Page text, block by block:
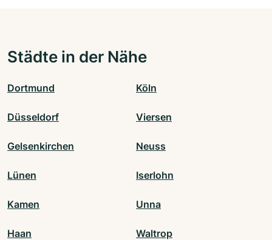
Städte in der Nähe
Dortmund Köln
Düsseldorf Viersen
Gelsenkirchen Neuss
Lünen Iserlohn
Kamen Unna
Haan Waltrop